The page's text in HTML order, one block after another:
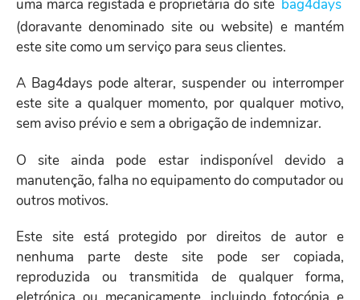
uma marca registada e proprietária do site bag4days
(doravante denominado site ou website) e mantém
este site como um serviço para seus clientes.
A Bag4days pode alterar, suspender ou interromper
este site a qualquer momento, por qualquer motivo,
sem aviso prévio e sem a obrigação de indemnizar.
O site ainda pode estar indisponível devido a
manutenção, falha no equipamento do computador ou
outros motivos.
Este site está protegido por direitos de autor e
nenhuma parte deste site pode ser copiada,
reproduzida ou transmitida de qualquer forma,